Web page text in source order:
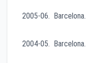
2005-06.
2004-05.